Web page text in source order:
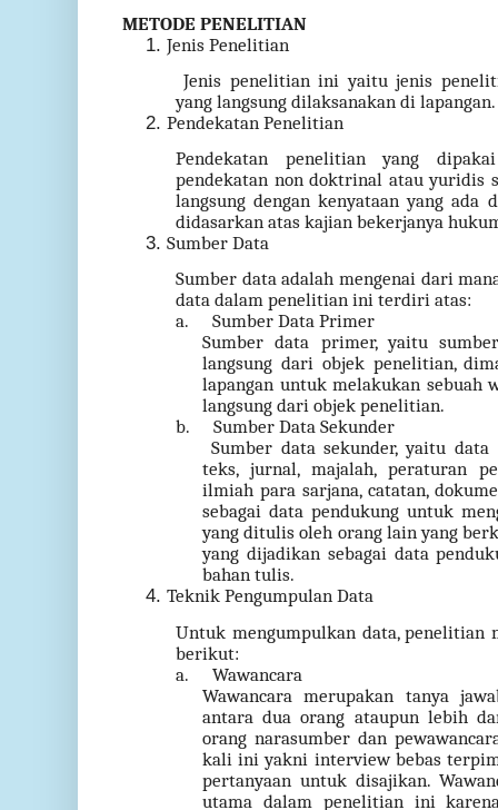
METODE PENELITIAN
Jenis Penelitian
Jenis penelitian ini yaitu jenis
yang langsung dilaksanakan di lapangan.
Pendekatan Penelitian
Pendekatan penelitian yang
pendekatan non doktrinal atau yuridis
langsung dengan kenyataan yang
didasarkan atas kajian bekerjanya
Sumber Data
Sumber data adalah mengenai dari
data dalam penelitian ini terdiri atas:
a.
Sumber Data Primer
Sumber data primer, yaitu
langsung dari objek penelitian,
lapangan untuk melakukan sebuah
langsung dari objek penelitian.
b.
Sumber Data Sekunder
Sumber data sekunder, yaitu
teks, jurnal, majalah, peraturan
ilmiah para sarjana, catatan,
sebagai data pendukung untuk
yang ditulis oleh orang lain yang
yang dijadikan sebagai data
bahan tulis.
Teknik Pengumpulan Data
Untuk mengumpulkan data, penelitian
berikut:
a.
Wawancara
Wawancara merupakan tanya
antara dua orang ataupun lebih
orang narasumber dan
kali ini yakni interview bebas
pertanyaan untuk disajikan.
utama dalam penelitian ini